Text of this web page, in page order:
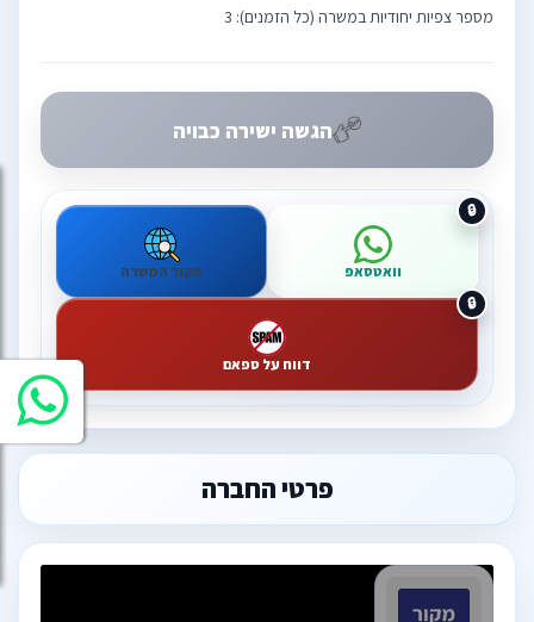
מספר צפיות יחודיות במשרה (כל הזמנים): 3
הגשה ישירה כבויה
וואטסאפ מקור המשרה
דווח על ספאם
פרטי החברה